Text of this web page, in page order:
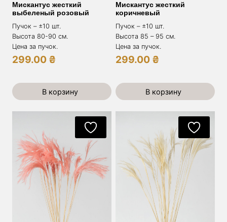
Мискантус жесткий
выбеленый розовый
Пучок – ±10 шт.
Высота 80-90 см.
Цена за пучок.
299.00 ₴
В корзину
Мискантус жесткий
коричневый
Пучок – ±10 шт.
Высота 85 – 95 см.
Цена за пучок.
299.00 ₴
В корзину